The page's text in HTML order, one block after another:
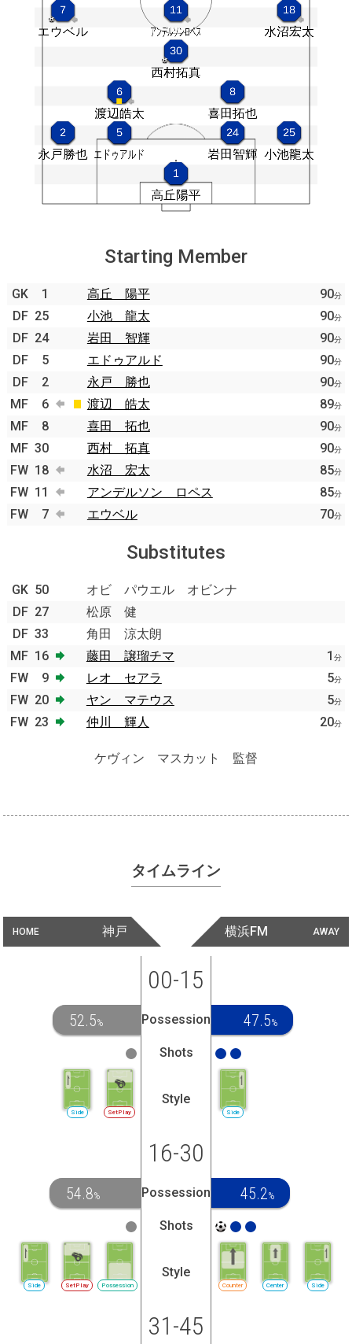
Starting Member
GK 1 高丘 陽平 90分
DF 25 小池 龍太 90分
DF 24 岩田 智輝 90分
DF 5 エドゥアルド 90分
DF 2 永戸 勝也 90分
MF 6 渡辺 皓太 89分
MF 8 喜田 拓也 90分
MF 30 西村 拓真 90分
FW 18 水沼 宏太 85分
FW 11 アンデルソン ロペス 85分
FW 7 エウベル 70分
Substitutes
GK 50
オビ パウエル オビンナ
DF 27
松原 健
DF 33
角田 涼太朗
MF 16 藤田 譲瑠チマ 1 分
FW 9 レオ セアラ 5分
FW 20 ヤン マテウス 5分
FW 23 仲川 輝人 20分
ケヴィン マスカット 監督
タイムライン
HOME 神戸 AWAY
横浜FM
00-15
52.5% Possession 47.5%
Shots
SetPlay
Side
Style
Side
16-30
54.8% Possession 45.2%
Shots
Possession
SetPlay
Side
Style
Counter Center Side
31-45